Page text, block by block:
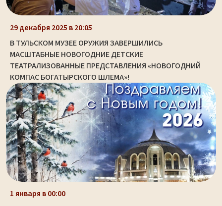
29 декабря 2025 в 20:05
В ТУЛЬСКОМ МУЗЕЕ ОРУЖИЯ ЗАВЕРШИЛИСЬ
МАСШТАБНЫЕ НОВОГОДНИЕ ДЕТСКИЕ
ТЕАТРАЛИЗОВАННЫЕ ПРЕДСТАВЛЕНИЯ «НОВОГОДНИЙ
КОМПАС БОГАТЫРСКОГО ШЛЕМА»!
1 января в 00:00